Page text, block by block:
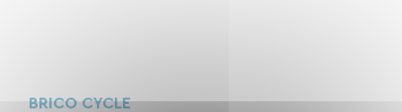
BRICO CYCLE